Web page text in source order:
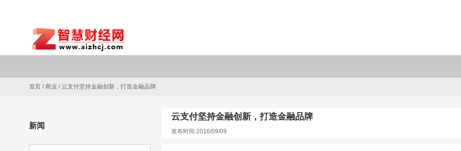
首页 /商业 /云支付坚持金融创新，打造金融品牌
新闻
云支付坚持金融创新，打造金融品牌
发布时间:2016/09/09